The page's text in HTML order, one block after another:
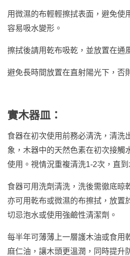
用微濕的布輕輕擦拭表面，避免使
容易吸水變形。
擦拭後請用乾布吸乾，並放置在通
避免長時間放置在直射陽光下，否
實木器皿：
食器在初次使用前務必清洗，清洗
象，木器中的天然色素在初次接觸
使用。視情況重複清洗1-2次，直到
食器可用洗劑清洗，洗後需徹底晾
亦可用乾布或微濕的布擦拭，放置
切忌泡水或使用強鹼性清潔劑。
每半年可薄薄上一層護木油或食用
麻仁油，讓木頭更溫潤，同時提升